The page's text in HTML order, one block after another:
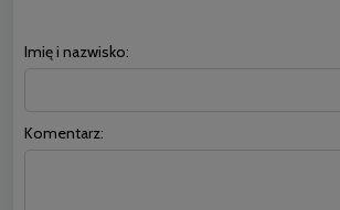
Imię i nazwisko:
Komentarz: